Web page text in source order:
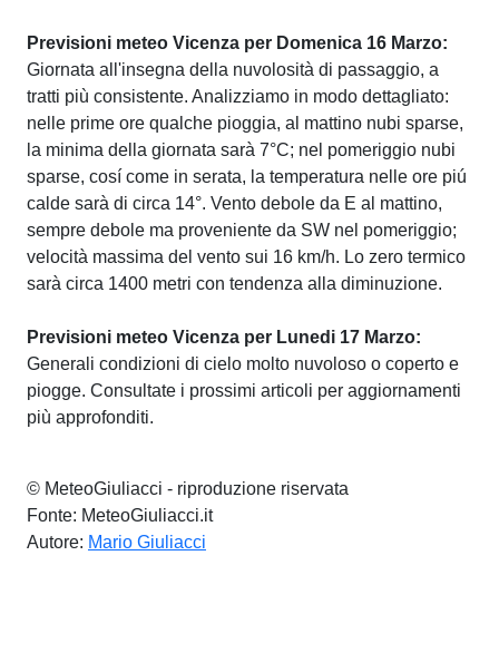
Previsioni meteo Vicenza per Domenica 16 Marzo:
Giornata all'insegna della nuvolosità di passaggio, a
tratti più consistente. Analizziamo in modo dettagliato:
nelle prime ore qualche pioggia, al mattino nubi sparse,
la minima della giornata sarà 7°C; nel pomeriggio nubi
sparse, cosí come in serata, la temperatura nelle ore piú
calde sarà di circa 14°. Vento debole da E al mattino,
sempre debole ma proveniente da SW nel pomeriggio;
velocità massima del vento sui 16 km/h. Lo zero termico
sarà circa 1400 metri con tendenza alla diminuzione.
Previsioni meteo Vicenza per Lunedi 17 Marzo:
Generali condizioni di cielo molto nuvoloso o coperto e
piogge. Consultate i prossimi articoli per aggiornamenti
più approfonditi.
© MeteoGiuliacci - riproduzione riservata
Fonte: MeteoGiuliacci.it
Autore: Mario Giuliacci